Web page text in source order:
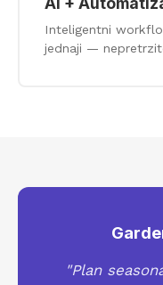
Inteligentni
jednaji —
"Plan